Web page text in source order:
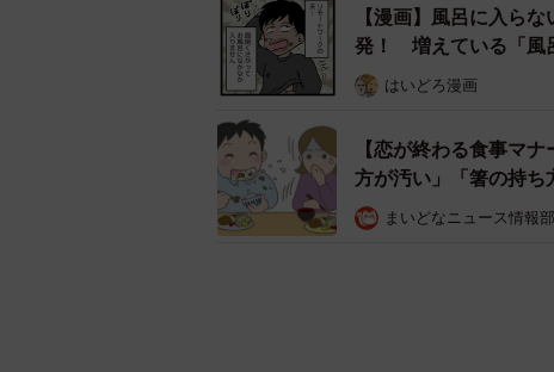
【漫画】風呂に入ら
発！ 増えている「風
はいどろ漫画
【恋が終わる食事マ
方が汚い」「箸の持ち
まいどなニュース情報部